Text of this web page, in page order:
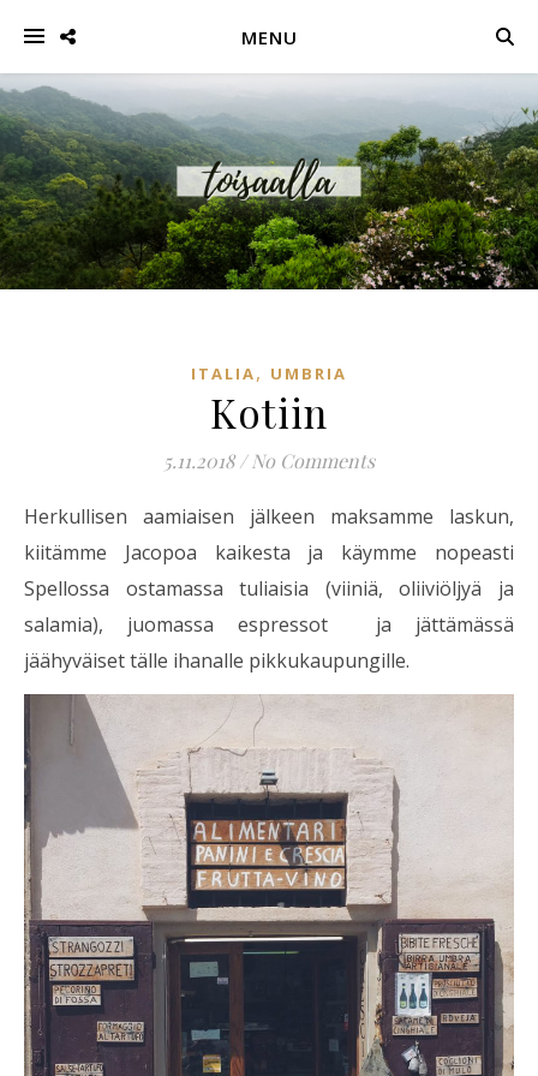
MENU
ITALIA, UMBRIA
Kotiin
5.11.2018 / No Comments
Herkullisen aamiaisen jälkeen maksamme laskun,
kiitämme Jacopoa kaikesta ja käymme nopeasti
Spellossa ostamassa tuliaisia (viiniä, oliiviöljyä ja
salamia), juomassa espressot ja jättämässä
jäähyväiset tälle ihanalle pikkukaupungille.